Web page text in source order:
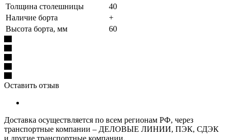
Толщина столешницы
40
Наличие борта
+
Высота борта, мм
60
Оставить отзыв
Доставка осуществляется по всем регионам РФ, через
транспортные компании – ДЕЛОВЫЕ ЛИНИИ, ПЭК, СДЭК
и другие транспортные компании.